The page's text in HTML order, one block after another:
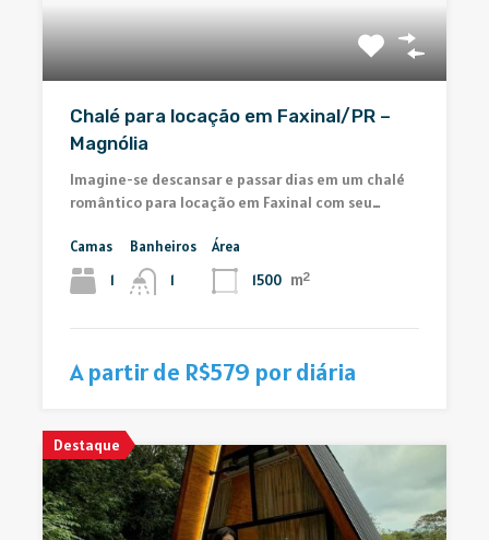
Chalé para locação em Faxinal/PR –
Magnólia
Imagine-se descansar e passar dias em um chalé
romântico para locação em Faxinal com seu…
Camas
1
Banheiros
1
Área
1500 m²
A partir de R$579 por diária
Destaque